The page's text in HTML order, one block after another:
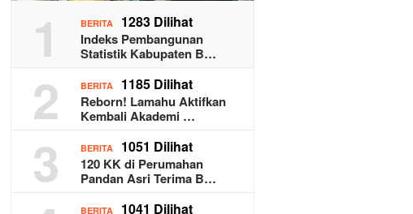
1 BERITA 1283 Dilihat
Indeks Pembangunan
Statistik Kabupaten B…
2 BERITA 1185 Dilihat
Reborn! Lamahu Aktifkan
Kembali Akademi …
3 BERITA 1051 Dilihat
120 KK di Perumahan
Pandan Asri Terima B…
BERITA 1041 Dilihat